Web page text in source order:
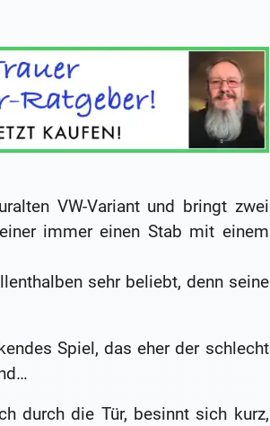
VW-Variant und bringt zwei
immer einen Stab mit einem
sehr beliebt, denn seine
Spiel, das eher der schlecht
durch die Tür, besinnt sich kurz,